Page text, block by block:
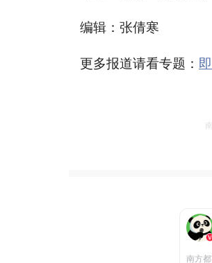
编辑：张倩寒
更多报道请看专题：
南方